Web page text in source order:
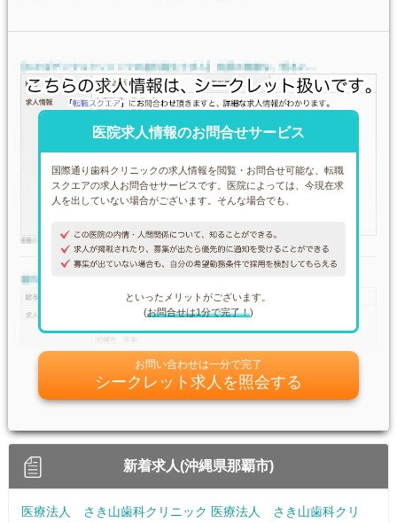
医院求人情報のお問合せサービス
国際通り歯科クリニックの求人情報を閲覧・お問合せ可能な、転職
スクエアの求人お問合せサービスです。医院によっては、今現在求
人を出していない場合がございます。そんな場合でも、
といったメリットがございます。
(お問合せは1分で完了！)
お問い合わせは一分で完了
シークレット求人を照会する
新着求人(沖縄県那覇市)
医療法人 さき山歯科クリニック 医療法人 さき山歯科クリ